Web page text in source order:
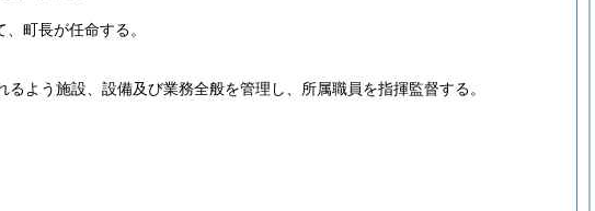
町長が任命する。
よう施設、設備及び業務全般を管理し、所属職員を指揮監督する。